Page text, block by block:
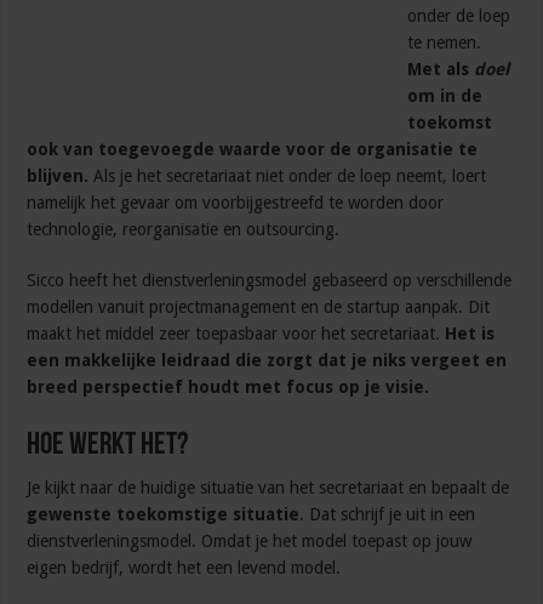
onder de loep
te nemen.
Met als doel
om in de
toekomst
ook van toegevoegde waarde voor de organisatie te
blijven. Als je het secretariaat niet onder de loep neemt, loert
namelijk het gevaar om voorbijgestreefd te worden door
technologie, reorganisatie en outsourcing.
Sicco heeft het dienstverleningsmodel gebaseerd op verschillende
modellen vanuit projectmanagement en de startup aanpak. Dit
maakt het middel zeer toepasbaar voor het secretariaat. Het is
een makkelijke leidraad die zorgt dat je niks vergeet en
breed perspectief houdt met focus op je visie.
Hoe werkt het?
Je kijkt naar de huidige situatie van het secretariaat en bepaalt de
gewenste toekomstige situatie. Dat schrijf je uit in een
dienstverleningsmodel. Omdat je het model toepast op jouw
eigen bedrijf, wordt het een levend model.